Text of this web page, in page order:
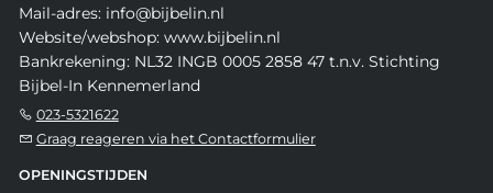
Mail-adres: info@bijbelin.nl
Website/webshop: www.bijbelin.nl
Bankrekening: NL32 INGB 0005 2858 47 t.n.v. Stichting
Bijbel-In Kennemerland
023-5321622
Graag reageren via het Contactformulier
OPENINGSTIJDEN